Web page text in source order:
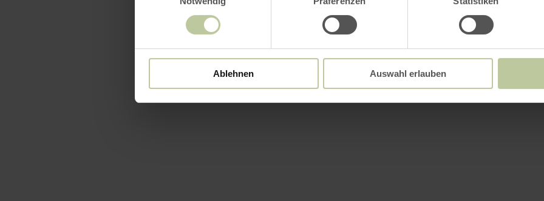
Ablehnen Auswahl erlauben